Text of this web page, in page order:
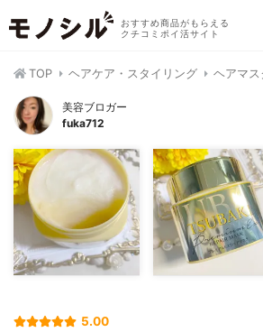
おすすめ商品がもらえる
クチコミポイ活サイト
TOP ヘアケア・スタイリング ヘアマス
美容ブロガー
fuka712
5.00